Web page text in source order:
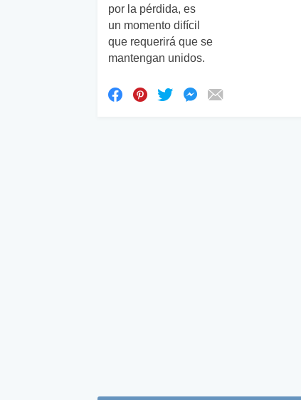
por la pérdida, es
un momento difícil
que requerirá que se
mantengan unidos.